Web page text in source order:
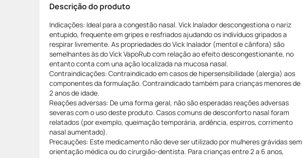
Descrição do produto
Indicações: Ideal para a congestão nasal. Vick Inalador descongestiona o nariz
entupido, frequente em gripes e resfriados ajudando os indivíduos gripados a
respirar livremente. As propriedades do Vick Inalador (mentol e cânfora) são
semelhantes às do Vick VapoRub com relação ao efeito descongestionante, no
entanto conta com una ação localizada na mucosa nasal.
Contraindicações: Contraindicado em casos de hipersensibilidade (alergia) aos
componentes da formulação. Contraindicado também para crianças menores de
2 anos de idade.
Reações adversas: De uma forma geral, não são esperadas reações adversas
severas com o uso deste produto. Casos comuns de desconforto nasal foram
relatados (por exemplo, queimação temporária, ardência, espirros, corrimento
nasal aumentado).
Precauções: Este medicamento não deve ser utilizado por mulheres grávidas sem
orientação médica ou do cirurgião-dentista. Para crianças entre 2 a 6 anos,